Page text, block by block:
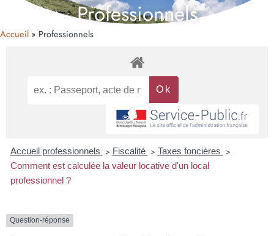
Professionnels
Accueil Professionnels
Accueil professionnels > Fiscalité > Taxes foncières >
Comment est calculée la valeur locative d'un local
professionnel ?
Question-réponse